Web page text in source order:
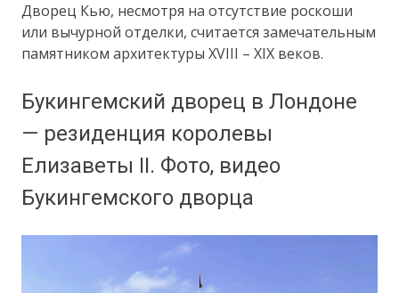
Дворец Кью, несмотря на отсутствие роскоши
или вычурной отделки, считается замечательным
памятником архитектуры XVIII – XIX веков.
Букингемский дворец в Лондоне
— резиденция королевы
Елизаветы II. Фото, видео
Букингемского дворца